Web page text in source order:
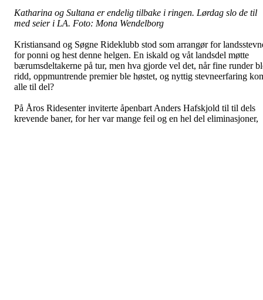
Katharina og Sultana er endelig tilbake i ringen. Lørdag slo de til
med seier i LA. Foto: Mona Wendelborg
Kristiansand og Søgne Rideklubb stod som arrangør for
for ponni og hest denne helgen. En iskald og våt landsdel møtte
bærumsdeltakerne på tur, men hva gjorde vel det, når fine runder
ridd, oppmuntrende premier ble høstet, og nyttig stevneerfaring
alle til del?
På Åros Ridesenter inviterte åpenbart Anders Hafskjold til til dels
krevende baner, for her var mange feil og en hel del eliminasjoner,